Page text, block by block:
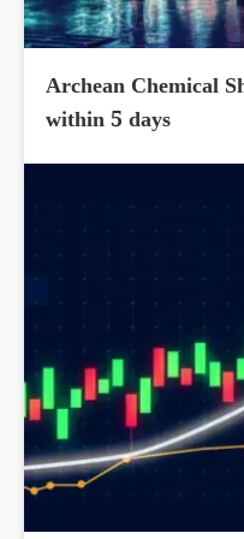
Archean Chemical
within 5 days